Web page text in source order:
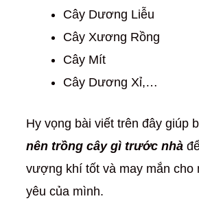
Cây Dương Liễu
Cây Xương Rồng
Cây Mít
Cây Dương Xỉ,…
Hy vọng bài viết trên đây giúp
nên trồng cây gì trước nhà
vượng khí tốt và may mắn cho
yêu của mình.